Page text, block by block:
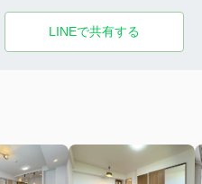
LINEで共有する